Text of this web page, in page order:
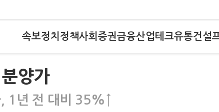
속보정치 정책사회 증권금융산업테크유통건설
양가
, 1년 전 대비 35%↑